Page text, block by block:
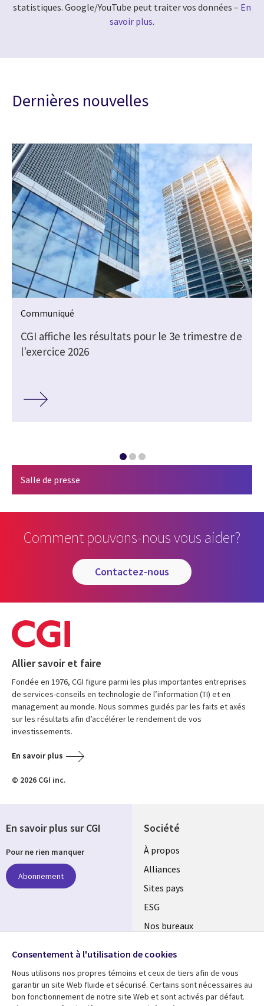
statistiques. Google/YouTube peut traiter vos données – En
savoir plus.
Dernières nouvelles
Communiqué
CGI affiche les résultats pour le 3e trimestre de
l'exercice 2026
Salle de presse
Comment pouvons-nous vous aider?
contactez-nous
Allier savoir et faire
Fondée en 1976, CGI figure parmi les plus importantes entreprises
de services-conseils en technologie de l’information (TI) et en
management au monde. Nous sommes guidés par les faits et axés
sur les résultats afin d’accélérer le rendement de vos
investissements.
En savoir plus
© 2026 CGI inc.
Société
À propos
Alliances
Sites pays
ESG
Nos bureaux
En savoir plus sur CGI
Pour ne rien manquer
Abonnement
Media
Global
FR
Consentement à l'utilisation de cookies
Nous utilisons nos propres témoins et ceux de tiers afin de vous
garantir un site Web fluide et sécurisé. Certains sont nécessaires au
bon fonctionnement de notre site Web et sont activés par défaut.